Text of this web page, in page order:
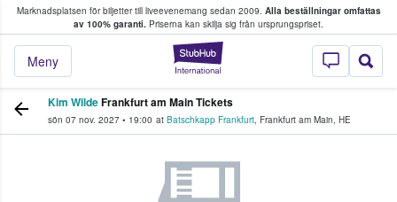
Marknadsplatsen för biljetter till liveevenemang sedan 2009. Alla beställningar omfattas
av 100% garanti. Priserna kan skilja sig från ursprungspriset.
StubHub – där
Meny
köper och säljer biljetter.
Kim WildeFrankfurt am Main Tickets
sön 07 nov. 2027 • 19:00 at Batschkapp Frankfurt, Frankfurt am Main, HE